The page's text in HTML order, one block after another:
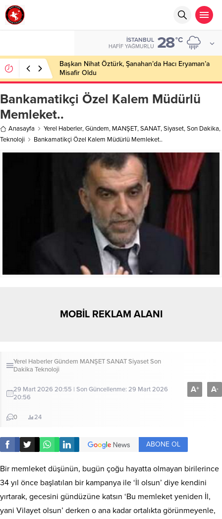
İSTANBUL
HAFIF YAĞMURLU 28°C
Başkan Nihat Öztürk, Şanahan’da Hacı Eryaman’a
Misafir Oldu
Bankamatikçi Özel Kalem Müdürlü
Memleket..
Anasayfa Yerel Haberler,Gündem, MANŞET,SANAT,Siyaset,Son Dakika,
Teknoloji
Bankamatikçi Özel Kalem Müdürlü Memleket..
MOBİL REKLAM ALANI
Yerel HaberlerGündem MANŞETSANATSiyasetSon
Dakika Teknoloji
29 Mart 2026 20:55 | Son Güncellenme: 29 Mart 2026
20:56
0 24
A+ A-
ABONE OL
Bir memleket düşünün, bugün çoğu hayatta olmayan birilerince
34 yıl önce başlatılan bir kampanya ile ‘İl olsun’ diye kendini
yırtarak, gecesini gündüzüne katsın ‘Bu memleket yeniden İl,
yani Vilayet olsun’ derken o ana kadar ortalıkta görünmeyenle,